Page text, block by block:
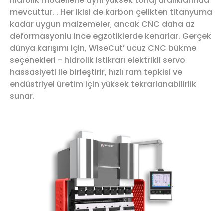
mevcuttur. . Her ikisi de karbon çelikten titanyuma
kadar uygun malzemeler, ancak CNC daha az
deformasyonlu ince egzotiklerde kenarlar. Gerçek
dünya karışımı için, WiseCut’ ucuz CNC bükme
seçenekleri - hidrolik istikrarı elektrikli servo
hassasiyeti ile birleştirir, hızlı ram tepkisi ve
endüstriyel üretim için yüksek tekrarlanabilirlik
sunar.